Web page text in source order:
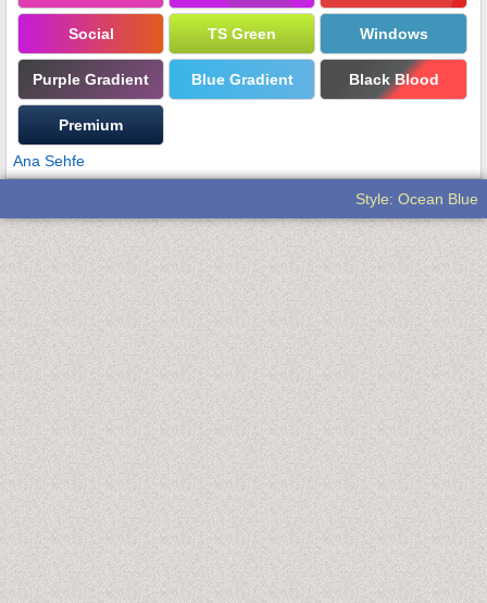
Social TS Green Windows
Purple Gradient Blue Gradient Black Blood
Premium
Ana Sehfe
Style: Ocean Blue